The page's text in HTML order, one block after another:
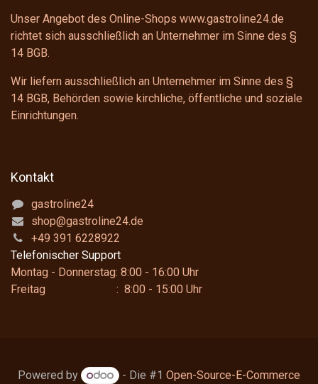
Unser Angebot des Online-Shops www.gastroline24.de
richtet sich ausschließlich an Unternehmer im Sinne des §
14 BGB.
Wir liefern ausschließlich an Unternehmer im Sinne des §
14 BGB, Behörden sowie kirchliche, öffentliche und soziale
Einrichtungen.
Kontakt
gastroline24
shop@gastroline24.de
+49 391 6228922
Telefonischer Support
Montag - Donnerstag: 8:00 - 16:00 Uhr
Freitag : 8:00 - 15:00 Uhr
Powered by - Die #1Open-Source-E-Commerce